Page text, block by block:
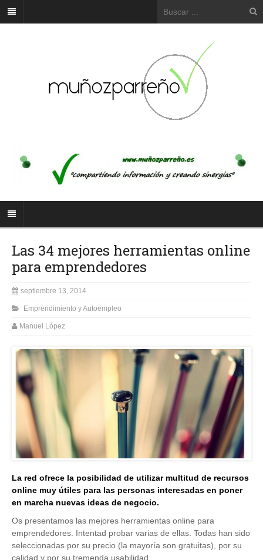
Las 34 mejores herramientas online
para emprendedores
septiembre 13, 2014
Emprendimiento y Autoempleo
Manuel López
La red ofrece la posibilidad de utilizar multitud de recursos
online muy útiles para las personas interesadas en poner
en marcha nuevas ideas de negocio.
Os presentamos las mejores herramientas online para
emprendedores. Intentad probar varias de ellas. Todas han sido
seleccionadas por su precio (la mayoría son gratuitas), por su
calidad y por su tremenda usabilidad.